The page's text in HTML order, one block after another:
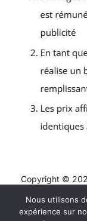
Copyright ©
Nous utilisons
expérience sur